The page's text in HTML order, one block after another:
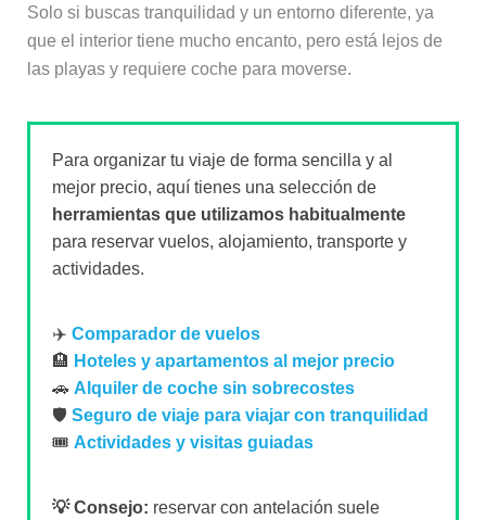
Solo si buscas tranquilidad y un entorno diferente, ya
que el interior tiene mucho encanto, pero está lejos de
las playas y requiere coche para moverse.
Para organizar tu viaje de forma sencilla y al
mejor precio, aquí tienes una selección de
herramientas que utilizamos habitualmente
para reservar vuelos, alojamiento, transporte y
actividades.
✈️ Comparador de vuelos
🏨 Hoteles y apartamentos al mejor precio
🚗 Alquiler de coche sin sobrecostes
🛡️ Seguro de viaje para viajar con tranquilidad
🎟️ Actividades y visitas guiadas
💡 Consejo: reservar con antelación suele